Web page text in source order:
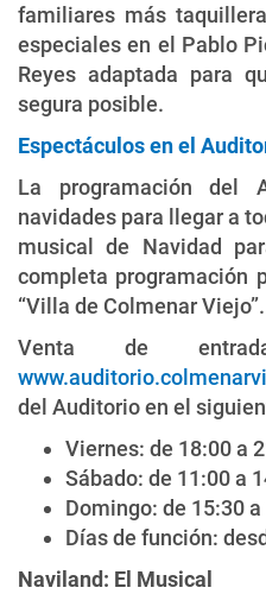
familiares más
especiales en el Pablo
Reyes adaptada para
segura posible.
Espectáculos en el
La programación del
navidades para llegar a
musical de Navidad
completa programación
“Villa de Colmenar Viejo”.
Venta de
del Auditorio en el
Viernes: de 18:00 a
Sábado: de 11:00 a
Domingo: de 15:30
Días de función:
Naviland: El Musical